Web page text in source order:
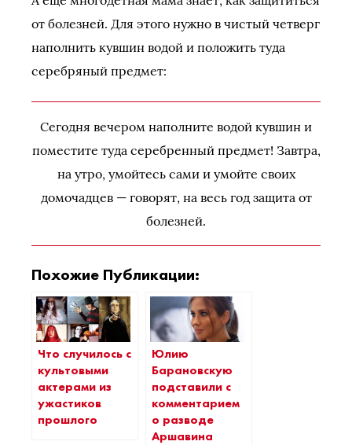
от болезней. Для этого нужно в чистый четверг
наполнить кувшин водой и положить туда
серебряный предмет:
Сегодня вечером наполните водой кувшин и
поместите туда серебренный предмет! Завтра,
на утро, умойтесь сами и умойте своих
домочадцев — говорят, на весь год защита от
болезней.
Похожие Публикации:
Что случилось с
культовыми
актерами из
ужастиков
прошлого
Юлию
Барановскую
подставили с
комментарием
о разводе
Аршавина